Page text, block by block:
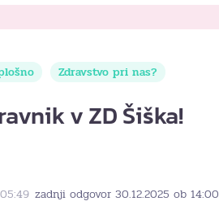
Zdravstvo pri nas?
v ZD Šiška!
zadnji odgovor 30.12.2025 ob 14:00